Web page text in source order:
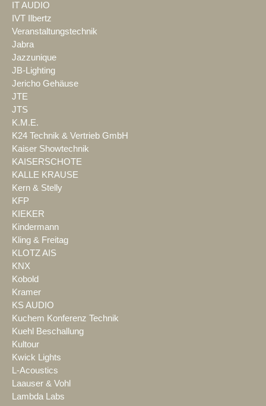
IT AUDIO
IVT Ilbertz
Veranstaltungstechnik
Jabra
Jazzunique
JB-Lighting
Jericho Gehäuse
JTE
JTS
K.M.E.
K24 Technik & Vertrieb GmbH
Kaiser Showtechnik
KAISERSCHOTE
KALLE KRAUSE
Kern & Stelly
KFP
KIEKER
Kindermann
Kling & Freitag
KLOTZ AIS
KNX
Kobold
Kramer
KS AUDIO
Kuchem Konferenz Technik
Kuehl Beschallung
Kultour
Kwick Lights
L-Acoustics
Laauser & Vohl
Lambda Labs